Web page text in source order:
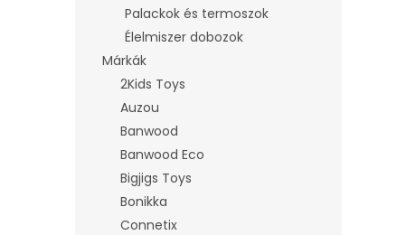
Palackok és termoszok
Élelmiszer dobozok
Márkák
2Kids Toys
Auzou
Banwood
Banwood Eco
Bigjigs Toys
Bonikka
Connetix